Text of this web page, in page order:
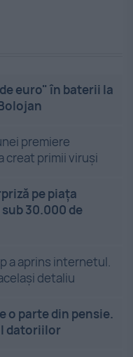
euro" în baterii la
premiere
creat primii viruși
pe piața
30.000 de
a aprins internetul.
detaliu
o parte din pensie.
datoriilor